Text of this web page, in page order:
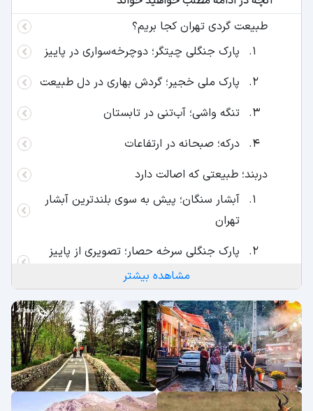
طبیعت گردی تهران کجا بریم؟
پارک جنگلی چیتگر؛ دوچرخه‌سواری در پاییز
پارک ملی خجیر؛ گردش بهاری در دل طبیعت
تنگه واشی؛ آب‌تنی در تابستان
درکه؛ صبحانه در ارتفاعات
دربند؛ طبیعتی که اصالت دارد
آبشار سنگان؛ پیش به سوی بلندترین آبشار
تهران
پارک جنگلی سرخه حصار؛ تصویری از پاییز
دارآباد؛ یک جاذبه طبیعی 350 ساله
جدول جاذبه‌های طبیعی مناطق چهارگانه تهران
طبیعت گردی اطراف تهران
مشاهده بیشتر